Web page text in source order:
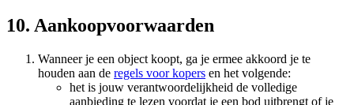
10. Aankoopvoorwaarden
Wanneer je een object koopt, ga je ermee akkoord je te
houden aan de regels voor kopers en het volgende:
het is jouw verantwoordelijkheid de volledige
aanbieding te lezen voordat je een bod uitbrengt of je